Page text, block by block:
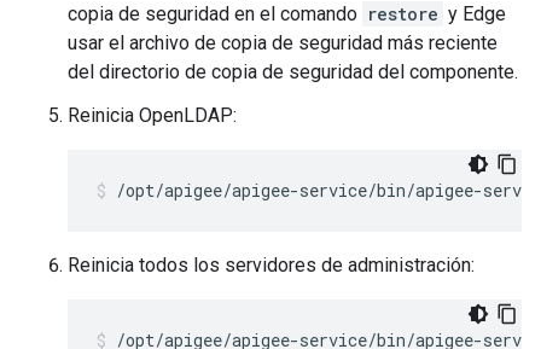
copia de seguridad en el comando restore y Edge
usar el archivo de copia de seguridad más reciente
del directorio de copia de seguridad del componente.
Reinicia OpenLDAP:
/opt/apigee/apigee-service/bin/apigee-
Reinicia todos los servidores de administración:
/opt/apigee/apigee-service/bin/apigee-